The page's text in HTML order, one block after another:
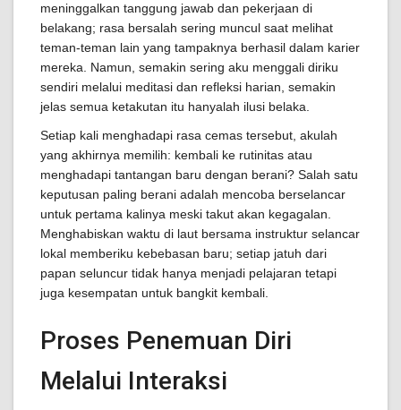
meninggalkan tanggung jawab dan pekerjaan di
belakang; rasa bersalah sering muncul saat melihat
teman-teman lain yang tampaknya berhasil dalam karier
mereka. Namun, semakin sering aku menggali diriku
sendiri melalui meditasi dan refleksi harian, semakin
jelas semua ketakutan itu hanyalah ilusi belaka.
Setiap kali menghadapi rasa cemas tersebut, akulah
yang akhirnya memilih: kembali ke rutinitas atau
menghadapi tantangan baru dengan berani? Salah satu
keputusan paling berani adalah mencoba berselancar
untuk pertama kalinya meski takut akan kegagalan.
Menghabiskan waktu di laut bersama instruktur selancar
lokal memberiku kebebasan baru; setiap jatuh dari
papan seluncur tidak hanya menjadi pelajaran tetapi
juga kesempatan untuk bangkit kembali.
Proses Penemuan Diri
Melalui Interaksi